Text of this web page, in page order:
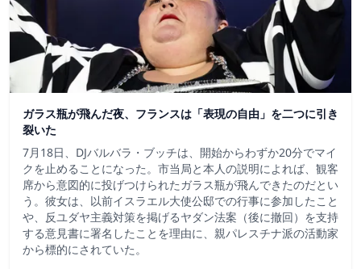
ガラス瓶が飛んだ夜、フランスは「表現の自由」を二つに引き
裂いた
7月18日、DJバルバラ・ブッチは、開始からわずか20分でマイ
クを止めることになった。市当局と本人の説明によれば、観客
席から意図的に投げつけられたガラス瓶が飛んできたのだとい
う。彼女は、以前イスラエル大使公邸での行事に参加したこと
や、反ユダヤ主義対策を掲げるヤダン法案（後に撤回）を支持
する意見書に署名したことを理由に、親パレスチナ派の活動家
から標的にされていた。